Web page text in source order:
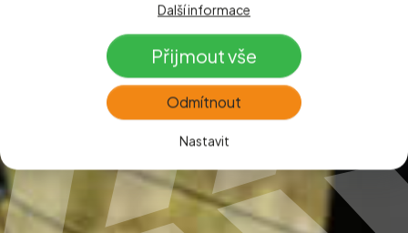
Další informace
Přijmout vše
Odmítnout
Nastavit